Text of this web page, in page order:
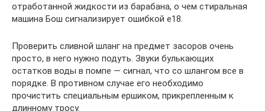
отработанной жидкости из барабана, о чем стиральная
машина Бош сигнализирует ошибкой е18.
Проверить сливной шланг на предмет засоров очень
просто, в него нужно подуть. Звуки булькающих
остатков воды в помпе — сигнал, что со шлангом все в
порядке. В противном случае его необходимо
прочистить специальным ершиком, прикрепленным к
длинному тросу.